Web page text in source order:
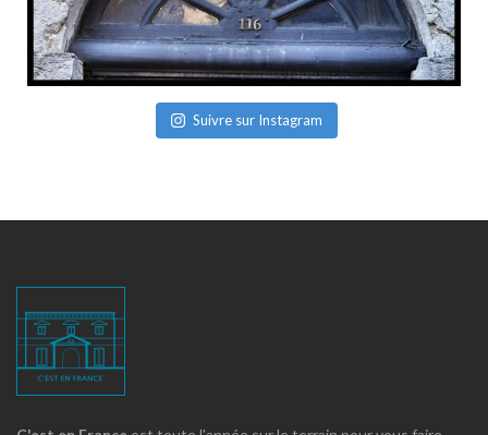
Suivre sur Instagram